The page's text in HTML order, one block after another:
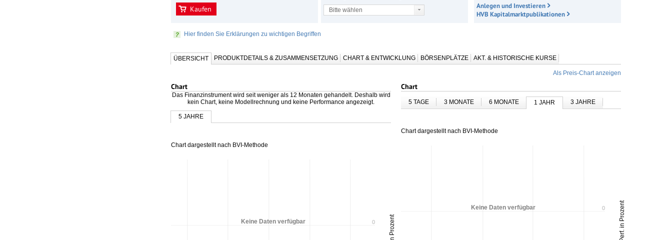
Kaufen
Bitte wählen
Anlegen und Investieren
HVB Kapitalmarktpublikationen
Hier finden Sie Erklärungen zu wichtigen Begriffen
ÜBERSICHT PRODUKTDETAILS & ZUSAMMENSETZUNG CHART & ENTWICKLUNG BÖRSENPLÄTZE AKT. & HISTORISCHE KURSE
Als Preis-Chart anzeigen
Chart
Das Finanzinstrument wird seit weniger als 12 Monaten gehandelt. Deshalb wird
kein Chart, keine Modellrechnung und keine Performance angezeigt.
5 JAHRE
Chart dargestellt nach BVI-Methode
0
Keine Daten verfügbar
Chart
5 TAGE 3 MONATE 6 MONATE 1 JAHR 3 JAHRE
Chart dargestellt nach BVI-Methode
0
Keine Daten verfügbar Perf. in Prozent